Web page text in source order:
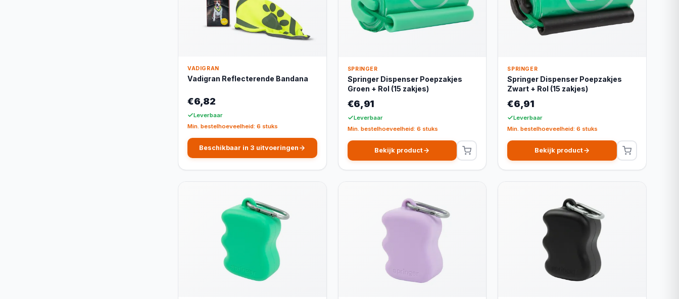
VADIGRAN
Vadigran Reflecterende Bandana
€6,82
Leverbaar
Min. bestelhoeveelheid: 6 stuks
Beschikbaar in 3 uitvoeringen
SPRINGER
Springer Dispenser Poepzakjes
Groen + Rol (15 zakjes)
€6,91
Leverbaar
Min. bestelhoeveelheid: 6 stuks
Bekijk product
SPRINGER
Springer Dispenser Poepzakjes
Zwart + Rol (15 zakjes)
€6,91
Leverbaar
Min. bestelhoeveelheid: 6 stuks
Bekijk product